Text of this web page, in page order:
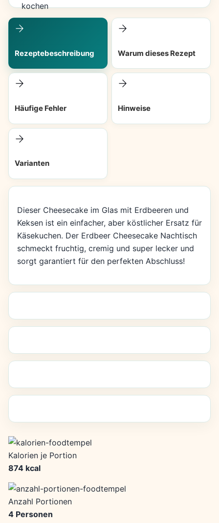
Rezeptebeschreibung Warum dieses Rezept
Häufige Fehler Hinweise
Varianten
Dieser Cheesecake im Glas mit Erdbeeren und
Keksen ist ein einfacher, aber köstlicher Ersatz für
Käsekuchen. Der Erdbeer Cheesecake Nachtisch
schmeckt fruchtig, cremig und super lecker und
sorgt garantiert für den perfekten Abschluss!
Kalorien je Portion
874 kcal
Anzahl Portionen
4 Personen